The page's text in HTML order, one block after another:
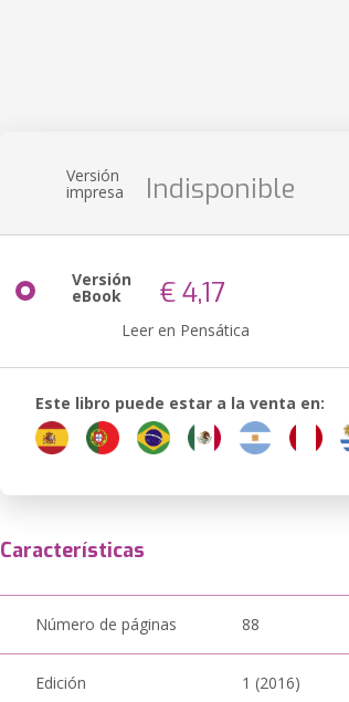
Versión
impresa Indisponible
Versión
eBook € 4,17
Leer en Pensática
Este libro puede estar a la venta en:
Características
Número de páginas 88
Edición 1 (2016)